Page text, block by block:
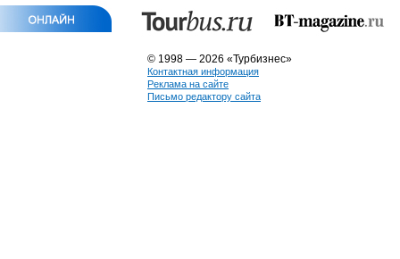
© 1998 — 2026 «Турбизнес»
Контактная информация
Реклама на сайте
Письмо редактору сайта